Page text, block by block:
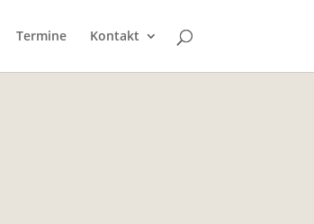
Termine Kontakt